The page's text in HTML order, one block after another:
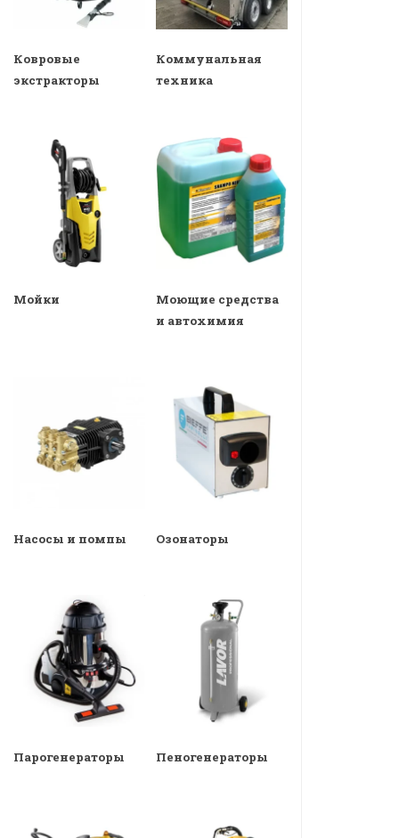
Ковровые
экстракторы
Коммунальная
техника
Мойки
Моющие средства
и автохимия
Насосы и помпы Озонаторы
Парогенераторы Пеногенераторы